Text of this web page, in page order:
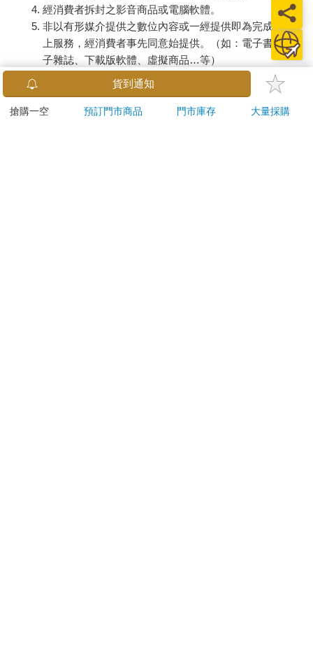
經消費者拆封之影音商品或電腦軟體。
非以有形媒介提供之數位內容或一經提供即為完成之線
上服務，經消費者事先同意始提供。（如：電子書、電
子雜誌、下載版軟體、虛擬商品…等）
已拆封之個人衛生用品。（如：內衣褲、刮鬍刀、除毛
若非上列種類商品，均享有到貨7天的猶豫期（含例假
貨到通知
搶購一空 預訂門市商品 門市庫存 大量採購